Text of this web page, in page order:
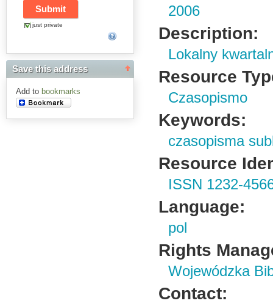
just private
Save this address
Add to bookmarks
2006
Description:
Lokalny
Resource
Czasopismo
Keywords:
czasopisma
Resource
ISSN 1232-
Language:
pol
Rights
Wojewódzka
Contact: